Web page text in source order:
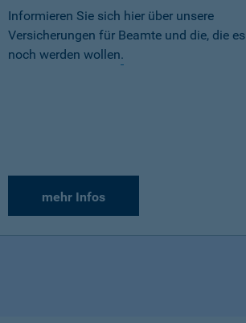
Informieren Sie sich hier über unsere
Versicherungen für Beamte und die, die es
noch werden wollen.
mehr Infos